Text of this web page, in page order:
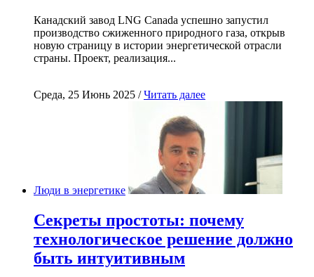
Канадский завод LNG Canada успешно запустил
производство сжиженного природного газа, открыв
новую страницу в истории энергетической отрасли
страны. Проект, реализация...
Среда, 25 Июнь 2025 /Читать далее
Люди в энергетике
Секреты простоты: почему
технологическое решение должно
быть интуитивным